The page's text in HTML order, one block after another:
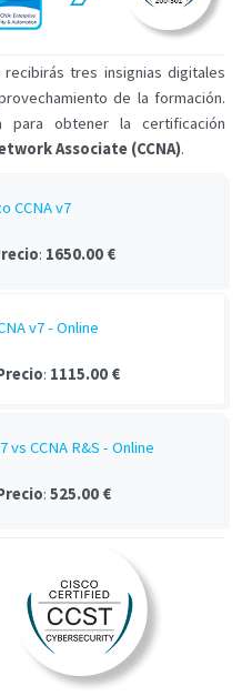
tres insignias digitales
de la formación.
obtener la certificación
Associate (CCNA).
CCNA v7
: 1650.00 €
v7 - Online
: 1115.00 €
vs CCNA R&S - Online
:525.00 €